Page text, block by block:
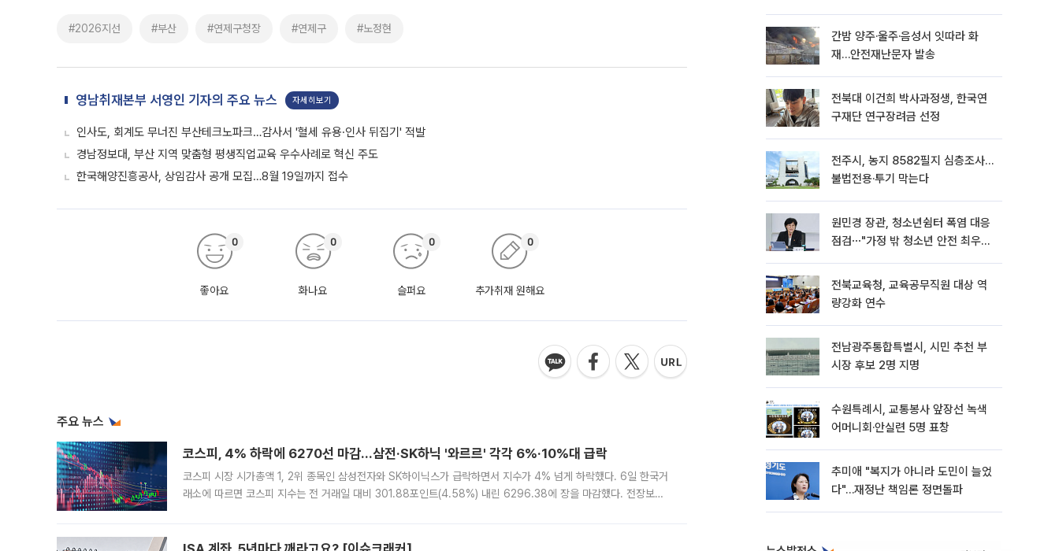
#2026지선 #부산 #연제구청장 #연제구 #노정현
영남취재본부 서영인 기자의 주요 뉴스 자세히보기
인사도, 회계도 무너진 부산테크노파크…감사서 '혈세 유용·인사 뒤집기' 적발
경남정보대, 부산 지역 맞춤형 평생직업교육 우수사례로 혁신 주도
한국해양진흥공사, 상임감사 공개 모집…8월 19일까지 접수
좋아요
0
화나요
0
슬퍼요
0
추가취재 원해요
0
주요 뉴스
코스피, 4% 하락에 6270선 마감…삼전·SK하닉 '와르르' 각각 6%·10%대 급락
코스피 시장 시가총액 1, 2위 종목인 삼성전자와 SK하이닉스가 급락하면서 지수가 4% 넘게 하락했다. 6일 한국거
래소에 따르면 코스피 지수는 전 거래일 대비 301.88포인트(4.58%) 내린 6296.38에 장을 마감했다. 전장보다
간밤 양주·울주·음성서 잇따라 화
재…안전재난문자 발송
전북대 이건희 박사과정생, 한국연
구재단 연구장려금 선정
전주시, 농지 8582필지 심층조사…
불법전용·투기 막는다
원민경 장관, 청소년쉼터 폭염 대응
점검⋯"가정 밖 청소년 안전 최우
전북교육청, 교육공무직원 대상 역
량강화 연수
전남광주통합특별시, 시민 추천 부
시장 후보 2명 지명
수원특례시, 교통봉사 앞장선 녹색
어머니회·안실련 5명 표창
추미애 "복지가 아니라 도민이 늘었
다"…재정난 책임론 정면돌파